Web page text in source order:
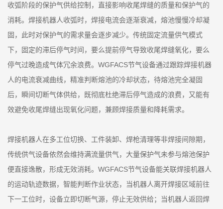
收弧阶段的保护气供给控制，直接影响收尾焊缝的质量和保护气的
消耗。焊接机器人收弧时，焊接电流会逐渐衰减，熔池慢慢冷却凝
固，此时对保护气的需求量会逐步减少。传统固定流量供气模式
下，固定的滞后停气时间，要么提前停气导致收尾焊缝氧化，要么
停气过晚造成气体冗余浪费。WGFACS节气设备通过跟踪焊接机器
人的电流衰减曲线，精准判断熔池的冷却状态，待熔池完全凝固
后，瞬间切断气体供给，既彻底杜绝滞后停气造成的浪费，又能有
效避免收尾焊缝出现氧化问题，兼顾焊接质量和降耗需求。
焊接机器人在多工位切换、工件装卸、焊枪清理等非焊接间隙期，
传统供气设备依然会维持满流量供气，大量保护气未参与熔池保护
便直接逸散，形成无效消耗。WGFACS节气设备能关联焊接机器人
的运动轨迹数据，智能判断作业状态，当机器人离开焊接区域前往
下一工位时，设备立即切断气源，停止无效供给；当机器人返回焊